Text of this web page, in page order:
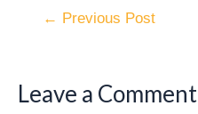
← Previous Post
Leave a Comment